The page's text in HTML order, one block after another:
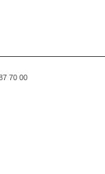
70 00